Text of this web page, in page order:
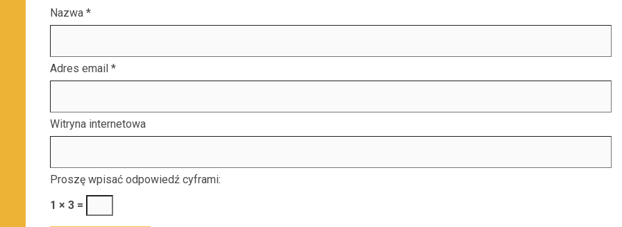
Nazwa *
Adres email *
Witryna internetowa
Proszę wpisać odpowiedź cyframi:
1 × 3 =